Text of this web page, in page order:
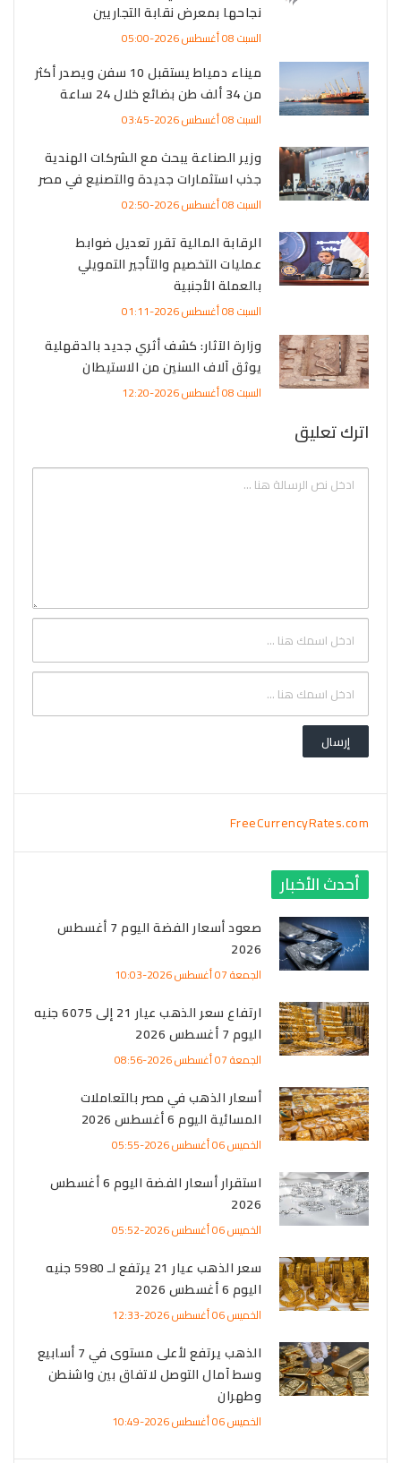
نجاحها بمعرض نقابة التجاريين
السبت 08 أغسطس 2026-05:00
ميناء دمياط يستقبل 10 سفن ويصدر أكثر
من 34 ألف طن بضائع خلال 24 ساعة
السبت 08 أغسطس 2026-03:45
وزير الصناعة يبحث مع الشركات الهندية
جذب استثمارات جديدة والتصنيع في مصر
السبت 08 أغسطس 2026-02:50
الرقابة المالية تقرر تعديل ضوابط
عمليات التخصيم والتأجير التمويلي
بالعملة الأجنبية
السبت 08 أغسطس 2026-01:11
وزارة الآثار: كشف أثري جديد بالدقهلية
يوثق آلاف السنين من الاستيطان
السبت 08 أغسطس 2026-12:20
اترك تعليق
FreeCurrencyRates.com
أحدث الأخبار
صعود أسعار الفضة اليوم 7 أغسطس
2026
الجمعة 07 أغسطس 2026-10:03
ارتفاع سعر الذهب عيار 21 إلى 6075 جنيه
اليوم 7 أغسطس 2026
الجمعة 07 أغسطس 2026-08:56
أسعار الذهب في مصر بالتعاملات
المسائية اليوم 6 أغسطس 2026
الخميس 06 أغسطس 2026-05:55
استقرار أسعار الفضة اليوم 6 أغسطس
2026
الخميس 06 أغسطس 2026-05:52
سعر الذهب عيار 21 يرتفع لـ 5980 جنيه
اليوم 6 أغسطس 2026
الخميس 06 أغسطس 2026-12:33
الذهب يرتفع لأعلى مستوى في 7 أسابيع
وسط آمال التوصل لاتفاق بين واشنطن
وطهران
الخميس 06 أغسطس 2026-10:49